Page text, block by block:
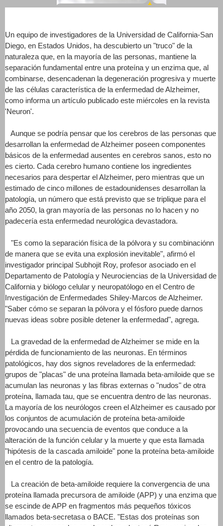
Un equipo de investigadores de la Universidad de California-San
Diego, en Estados Unidos, ha descubierto un "truco" de la
naturaleza que, en la mayoría de las personas, mantiene la
separación fundamental entre una proteína y un enzima que, al
combinarse, desencadenan la degeneración progresiva y muerte
de las células característica de la enfermedad de Alzheimer,
como informa un artículo publicado este miércoles en la revista
'Neuron'.
Aunque se podría pensar que los cerebros de las personas que
desarrollan la enfermedad de Alzheimer poseen componentes
básicos de la enfermedad ausentes en cerebros sanos, esto no
es cierto. Cada cerebro humano contiene los ingredientes
necesarios para despertar el Alzheimer, pero mientras que un
estimado de cinco millones de estadounidenses desarrollan la
patología, un número que está previsto que se triplique para el
año 2050, la gran mayoría de las personas no lo hacen y no
padecería esta enfermedad neurológica devastadora.
"Es como la separación física de la pólvora y su combinaciónn
de manera que se evita una explosión inevitable", afirmó el
investigador principal Subhojit Roy, profesor asociado en el
Departamento de Patología y Neurociencias de la Universidad de
California y biólogo celular y neuropatólogo en el Centro de
Investigación de Enfermedades Shiley-Marcos de Alzheimer.
"Saber cómo se separan la pólvora y el fósforo puede darnos
nuevas ideas sobre posible detener la enfermedad", agrega.
La gravedad de la enfermedad de Alzheimer se mide en la
pérdida de funcionamiento de las neuronas. En términos
patológicos, hay dos signos reveladores de la enfermedad:
grupos de "placas" de una proteína llamada beta-amiloide que se
acumulan las neuronas y las fibras externas o "nudos" de otra
proteína, llamada tau, que se encuentra dentro de las neuronas.
La mayoría de los neurólogos creen el Alzheimer es causado por
los conjuntos de acumulación de proteína beta-amiloide
provocando una secuencia de eventos que conduce a la
alteración de la función celular y la muerte y que esta llamada
"hipótesis de la cascada amiloide" pone la proteína beta-amiloide
en el centro de la patología.
La creación de beta-amiloide requiere la convergencia de una
proteína llamada precursora de amiloide (APP) y una enzima que
se escinde de APP en fragmentos más pequeños tóxicos
llamados beta-secretasa o BACE. "Estas dos proteínas son